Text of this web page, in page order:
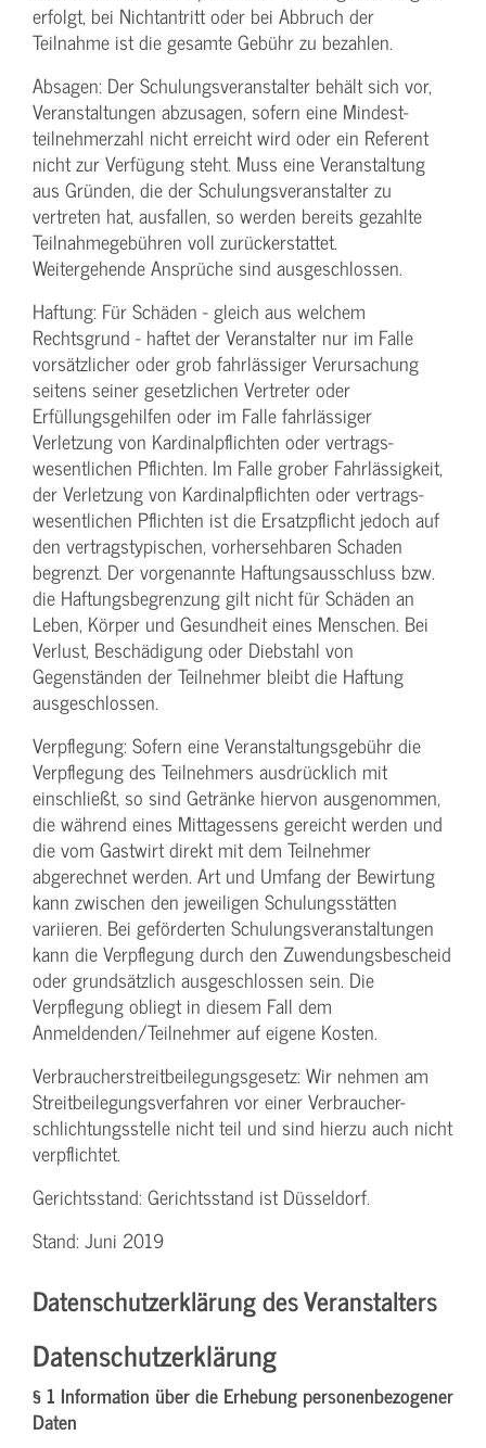
erfolgt, bei Nichtantritt oder bei Abbruch der
Teilnahme ist die gesamte Gebühr zu bezahlen.
Absagen: Der Schulungs­veranstalter behält sich vor,
Veranstaltungen abzusagen, sofern eine Mindest­
teilnehmerzahl nicht erreicht wird oder ein Referent
nicht zur Verfügung steht. Muss eine Veranstaltung
aus Gründen, die der Schulungs­veranstalter zu
vertreten hat, ausfallen, so werden bereits gezahlte
Teilnahme­gebühren voll zurückerstattet.
Weitergehende Ansprüche sind ausgeschlossen.
Haftung: Für Schäden - gleich aus welchem
Rechtsgrund - haftet der Veranstalter nur im Falle
vorsätzlicher oder grob fahrlässiger Verursachung
seitens seiner gesetzlichen Vertreter oder
Erfüllungsgehilfen oder im Falle fahrlässiger
Verletzung von Kardinalpflichten oder vertrags­
wesentlichen Pflichten. Im Falle grober Fahrlässigkeit,
der Verletzung von Kardinalpflichten oder vertrags­
wesentlichen Pflichten ist die Ersatzpflicht jedoch auf
den vertragstypischen, vorhersehbaren Schaden
begrenzt. Der vorgenannte Haftungs­ausschluss bzw.
die Haftungs­begrenzung gilt nicht für Schäden an
Leben, Körper und Gesundheit eines Menschen. Bei
Verlust, Beschädigung oder Diebstahl von
Gegenständen der Teilnehmer bleibt die Haftung
ausgeschlossen.
Verpflegung: Sofern eine Veranstaltungs­gebühr die
Verpflegung des Teilnehmers ausdrücklich mit
einschließt, so sind Getränke hiervon ausgenommen,
die während eines Mittagessens gereicht werden und
die vom Gastwirt direkt mit dem Teilnehmer
abgerechnet werden. Art und Umfang der Bewirtung
kann zwischen den jeweiligen Schulungsstätten
variieren. Bei geförderten Schulungs­veranstaltungen
kann die Verpflegung durch den Zuwendungs­bescheid
oder grundsätzlich ausgeschlossen sein. Die
Verpflegung obliegt in diesem Fall dem
Anmeldenden/­Teilnehmer auf eigene Kosten.
Verbraucher­streitbeilegungs­gesetz: Wir nehmen am
Streit­beilegungs­verfahren vor einer Verbraucher­
schlichtungs­stelle nicht teil und sind hierzu auch nicht
verpflichtet.
Gerichtsstand: Gerichtsstand ist Düsseldorf.
Stand: Juni 2019
Datenschutzerklärung des Veranstalters
Datenschutzerklärung
§ 1 Information über die Erhebung personenbezogener
Daten